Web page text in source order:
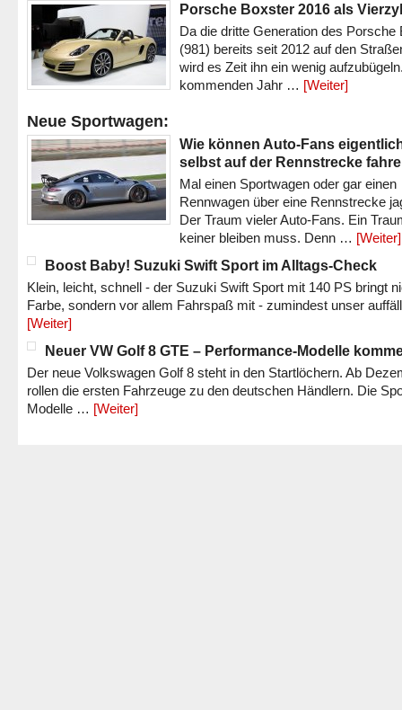
Porsche Boxster 2016 als
Da die dritte Generation des Porsche
(981) bereits seit 2012 auf den
wird es Zeit ihn ein wenig
kommenden Jahr … [Weiter]
Neue Sportwagen:
Wie können Auto-Fans
selbst auf der Rennstrecke
Mal einen Sportwagen oder gar einen
Rennwagen über eine Rennstrecke
Der Traum vieler Auto-Fans. Ein
keiner bleiben muss. Denn … [Weiter]
Boost Baby! Suzuki Swift Sport im Alltags-Check
Klein, leicht, schnell - der Suzuki Swift Sport mit 140 PS bringt
Farbe, sondern vor allem Fahrspaß mit - zumindest unser
[Weiter]
Neuer VW Golf 8 GTE – Performance-Modelle
Der neue Volkswagen Golf 8 steht in den Startlöchern. Ab
rollen die ersten Fahrzeuge zu den deutschen Händlern. Die
Modelle … [Weiter]